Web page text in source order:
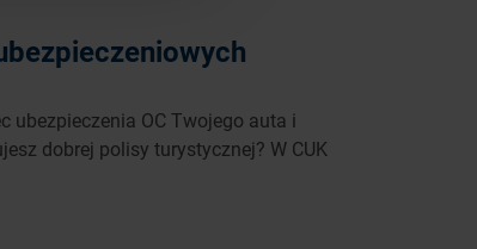
ubezpieczenia OC Twojego auta i
dobrej polisy turystycznej? W CUK